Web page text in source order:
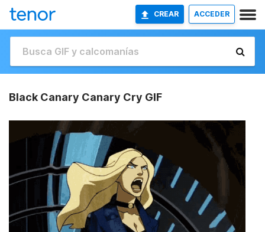
CREAR ACCEDER
Black Canary Canary Cry GIF